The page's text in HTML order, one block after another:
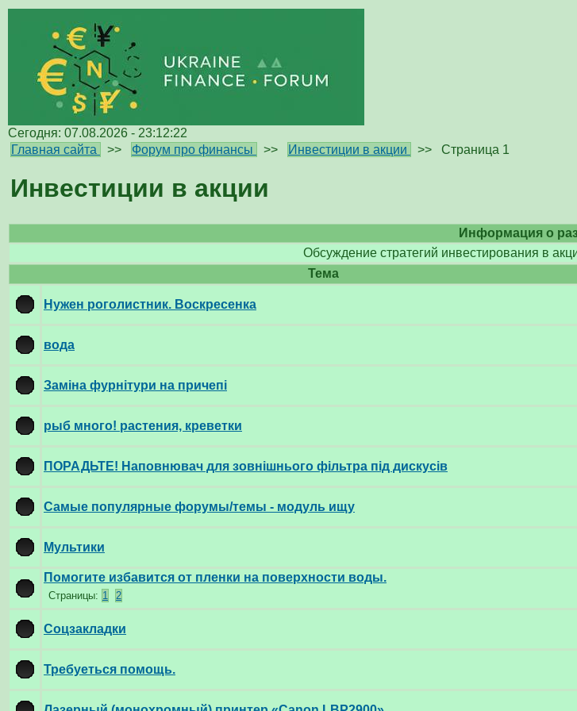
Сегодня: 07.08.2026 - 23:12:22
Главная сайта
>> Форум про финансы >> Инвестиции в акции >> Страница 1
Инвестиции в акции
Информация о
Обсуждение стратегий инвестирования в
Тема
Нужен роголистник. Воскресенка
вода
Заміна фурнітури на причепі
рыб много! растения, креветки
ПОРАДЬТЕ! Наповнювач для зовнішнього фільтра під дискусів
Самые популярные форумы/темы - модуль ищу
Мультики
Помогите избавится от пленки на поверхности воды.
Страницы: 1 2
Соцзакладки
Требуеться помощь.